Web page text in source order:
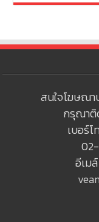
สนใจโฆษณ
กรุณาติ
เบอร์
อีเม